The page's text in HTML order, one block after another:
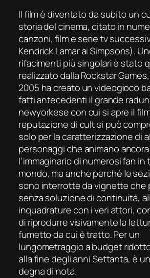
Il film è diventato da subito un
storia del cinema, citato in
canzoni, film e serie tv
Kendrick Lamar ai Simpsons).
rifacimenti più singolari è stato
realizzato dalla Rockstar
2005 ha creato un videogioco
fatti antecedenti il grande
newyorkese con cui si apre il
reputazione dicultsi può
solo per la caratterizzazione di
personaggi che animano ancora
l’immaginario di numerosi fan in
mondo, ma anche perché le
sono interrotte da vignette che
senza soluzione di continuità,
inquadrature con i veri attori,
di riprodurre visivamente la
fumetto da cui è tratto. Per un
lungometraggio abudget
alla fine degli anni Settanta, è
degna di nota.